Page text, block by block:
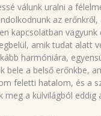
válunk uralni a
az
kapcsolatban
amik tudat alatt
harmóniára,
bele a belső erőnkbe,
feletti hatalom, és a
meg a külvilágból